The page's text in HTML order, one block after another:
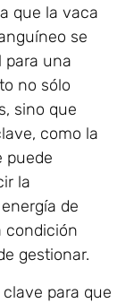
que la vaca
se
para una
no sólo
sino que
como la
puede
la
de
condición
gestionar.
para que